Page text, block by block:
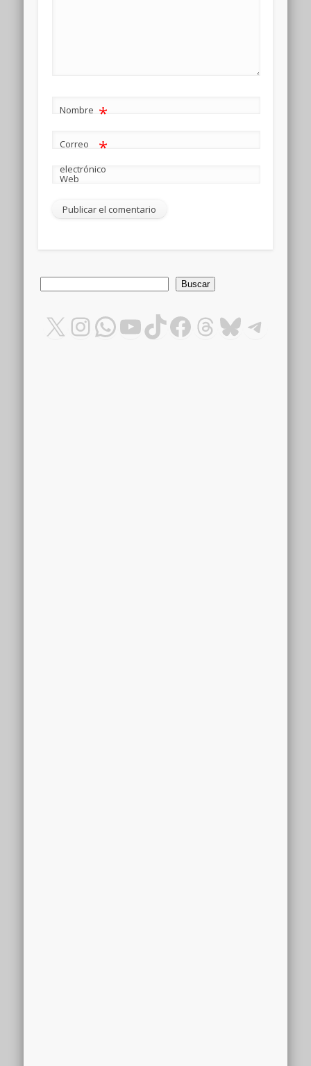
Nombre *
Correo
electrónico
*
Web
Buscar
X Instagram
WhatsApp
YouTube
TikTok
Facebook
Threads
Bluesky